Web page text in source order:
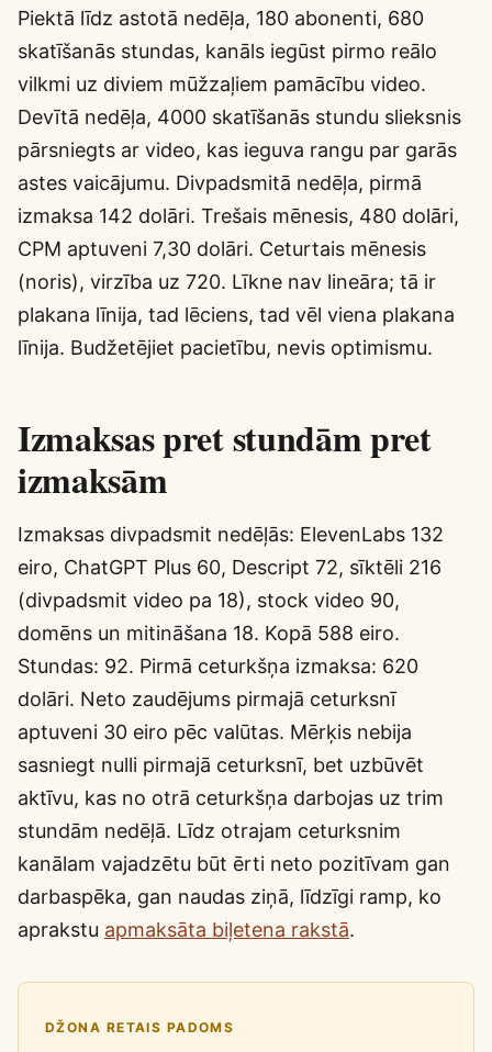
Piektā līdz astotā nedēļa, 180 abonenti, 680
skatīšanās stundas, kanāls iegūst pirmo reālo
vilkmi uz diviem mūžzaļiem pamācību video.
Devītā nedēļa, 4000 skatīšanās stundu slieksnis
pārsniegts ar video, kas ieguva rangu par garās
astes vaicājumu. Divpadsmitā nedēļa, pirmā
izmaksa 142 dolāri. Trešais mēnesis, 480 dolāri,
CPM aptuveni 7,30 dolāri. Ceturtais mēnesis
(noris), virzība uz 720. Līkne nav lineāra; tā ir
plakana līnija, tad lēciens, tad vēl viena plakana
līnija. Budžetējiet pacietību, nevis optimismu.
Izmaksas pret stundām pret
izmaksām
Izmaksas divpadsmit nedēļās: ElevenLabs 132
eiro, ChatGPT Plus 60, Descript 72, sīktēli 216
(divpadsmit video pa 18), stock video 90,
domēns un mitināšana 18. Kopā 588 eiro.
Stundas: 92. Pirmā ceturkšņa izmaksa: 620
dolāri. Neto zaudējums pirmajā ceturksnī
aptuveni 30 eiro pēc valūtas. Mērķis nebija
sasniegt nulli pirmajā ceturksnī, bet uzbūvēt
aktīvu, kas no otrā ceturkšņa darbojas uz trim
stundām nedēļā. Līdz otrajam ceturksnim
kanālam vajadzētu būt ērti neto pozitīvam gan
darbaspēka, gan naudas ziņā, līdzīgi ramp, ko
aprakstu apmaksāta biļetena rakstā.
DŽONA RETAIS PADOMS